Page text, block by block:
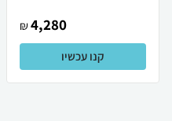
4,280
₪
קנו עכשיו